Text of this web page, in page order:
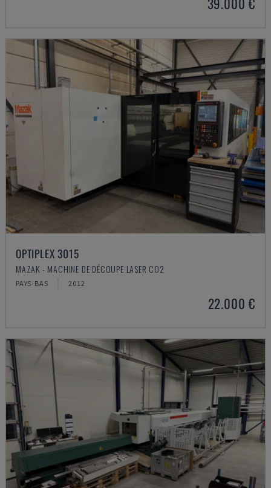
OPTIPLEX 3015
MAZAK - MACHINE DE DÉCOUPE LASER CO2
PAYS-BAS 2012
22.000 €